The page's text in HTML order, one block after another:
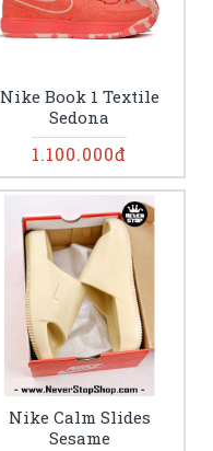
Nike Book 1 Textile
Sedona
1.100.000đ
Nike Calm Slides
Sesame